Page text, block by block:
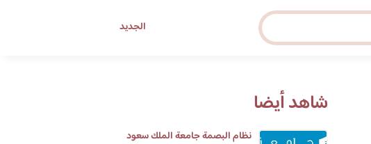
الجديد
شاهد أيضا
نظام البصمة جامعة الملك سعود